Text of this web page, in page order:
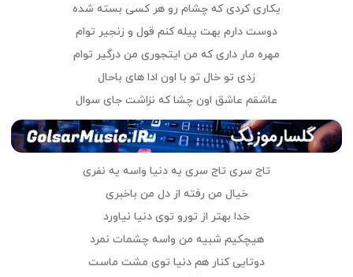
یکاری کردی که چشام رو هر کسی بسته شده
دوست دارم بهت پیله کنم قول و زنجیر توام
مهره مار داری که من ایتجوری من درگیر توام
زدی تو خال تو با اون ادا های باحال
عاشقم عاشق اون چشا که نزاشت جای سوال
تاج سری تاج سری یه دنیا واسه یه نفری
خیال من رفته از دل من باخبری
خدا بهتر از تورو توی دنیا نیاورد
هیچکیم شبیه من واسه چشمات نمرد
دوتایی کنار هم دنیا توی مشت ماست